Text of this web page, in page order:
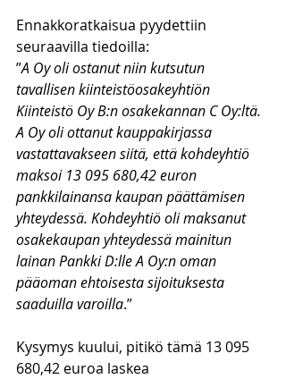
Ennakkoratkaisua pyydettiin
seuraavilla tiedoilla:
”A Oy oli ostanut niin kutsutun
tavallisen kiinteistöosakeyhtiön
Kiinteistö Oy B:n osakekannan C Oy:ltä.
A Oy oli ottanut kauppakirjassa
vastattavakseen siitä, että kohdeyhtiö
maksoi 13 095 680,42 euron
pankkilainansa kaupan päättämisen
yhteydessä. Kohdeyhtiö oli maksanut
osakekaupan yhteydessä mainitun
lainan Pankki D:lle A Oy:n oman
pääoman ehtoisesta sijoituksesta
saaduilla varoilla.”
Kysymys kuului, pitikö tämä 13 095
680,42 euroa laskea